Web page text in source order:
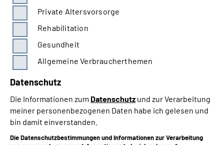
Private Altersvorsorge
Rehabilitation
Gesundheit
Allgemeine Verbraucherthemen
Datenschutz
Die Informationen zum Datenschutz und zur Verarbeitung
meiner personenbezogenen Daten habe ich gelesen und
bin damit einverstanden.
Die Datenschutzbestimmungen und Informationen zur Verarbeitung